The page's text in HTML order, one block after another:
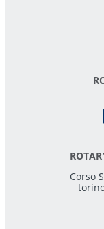
Corso